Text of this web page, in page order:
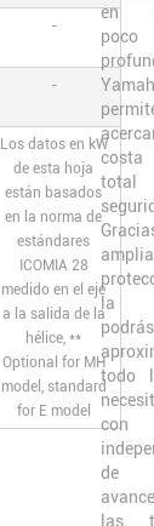
-
-
Los datos en kW
de esta hoja
están basados
en la norma de
estándares
ICOMIA 28
medido en el eje
a la salida de la
hélice, **
Optional for MH
model, standard
for E model
en
poco
total
amplia
la
podrás
todo
con
de
las